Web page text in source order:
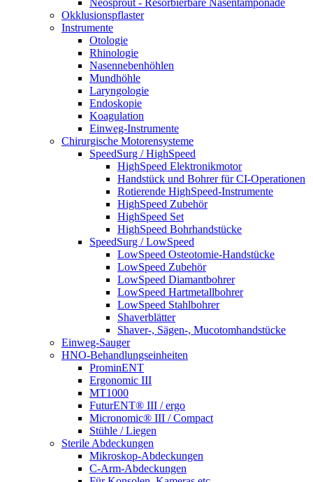
Neosprout - Resorbierbare Nasentamponade
Okklusionspflaster
Instrumente
Otologie
Rhinologie
Nasennebenhöhlen
Mundhöhle
Laryngologie
Endoskopie
Koagulation
Einweg-Instrumente
Chirurgische Motorensysteme
SpeedSurg / HighSpeed
HighSpeed Elektronikmotor
Handstück und Bohrer für CI-Operationen
Rotierende HighSpeed-Instrumente
HighSpeed Zubehör
HighSpeed Set
HighSpeed Bohrhandstücke
SpeedSurg / LowSpeed
LowSpeed Osteotomie-Handstücke
LowSpeed Zubehör
LowSpeed Diamantbohrer
LowSpeed Hartmetallbohrer
LowSpeed Stahlbohrer
Shaverblätter
Shaver-, Sägen-, Mucotomhandstücke
Einweg-Sauger
HNO-Behandlungseinheiten
ProminENT
Ergonomic III
MT1000
FuturENT® III / ergo
Micronomic® III / Compact
Stühle / Liegen
Sterile Abdeckungen
Mikroskop-Abdeckungen
C-Arm-Abdeckungen